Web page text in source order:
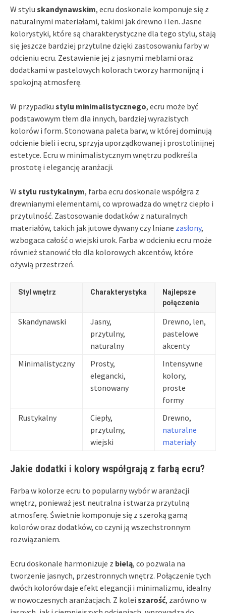
W stylu skandynawskim, ecru doskonale komponuje się z
naturalnymi materiałami, takimi jak drewno i len. Jasne
kolorystyki, które są charakterystyczne dla tego stylu, stają
się jeszcze bardziej przytulne dzięki zastosowaniu farby w
odcieniu ecru. Zestawienie jej z jasnymi meblami oraz
dodatkami w pastelowych kolorach tworzy harmonijną i
spokojną atmosferę.
W przypadku stylu minimalistycznego, ecru może być
podstawowym tłem dla innych, bardziej wyrazistych
kolorów i form. Stonowana paleta barw, w której dominują
odcienie bieli i ecru, sprzyja uporządkowanej i prostolinijnej
estetyce. Ecru w minimalistycznym wnętrzu podkreśla
prostotę i elegancję aranżacji.
W stylu rustykalnym, farba ecru doskonale współgra z
drewnianymi elementami, co wprowadza do wnętrz ciepło i
przytulność. Zastosowanie dodatków z naturalnych
materiałów, takich jak jutowe dywany czy lniane zasłony,
wzbogaca całość o wiejski urok. Farba w odcieniu ecru może
również stanowić tło dla kolorowych akcentów, które
ożywią przestrzeń.
Styl wnętrz Charakterystyka
Najlepsze
połączenia
Skandynawski
Jasny,
przytulny,
naturalny
Drewno, len,
pastelowe
akcenty
Minimalistyczny
Prosty,
elegancki,
stonowany
Intensywne
kolory,
proste
formy
Rustykalny
Ciepły,
przytulny,
wiejski
Drewno,
naturalne
materiały
Jakie dodatki i kolory współgrają z farbą ecru?
Farba w kolorze ecru to popularny wybór w aranżacji
wnętrz, ponieważ jest neutralna i stwarza przytulną
atmosferę. Świetnie komponuje się z szeroką gamą
kolorów oraz dodatków, co czyni ją wszechstronnym
rozwiązaniem.
Ecru doskonale harmonizuje z bielą, co pozwala na
tworzenie jasnych, przestronnych wnętrz. Połączenie tych
dwóch kolorów daje efekt elegancji i minimalizmu, idealny
w nowoczesnych aranżacjach. Z kolei szarość, zarówno w